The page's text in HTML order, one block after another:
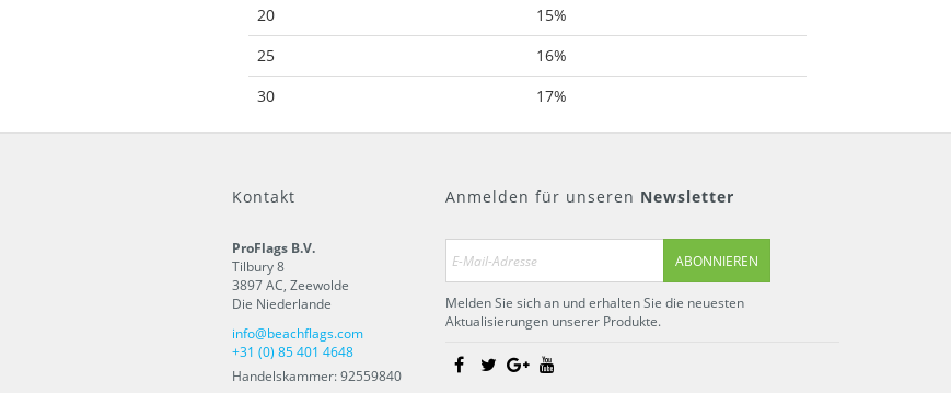
20
15%
25
16%
30
17%
Kontakt
ProFlags B.V.
Tilbury 8
3897 AC, Zeewolde
Die Niederlande
info@beachflags.com
+31 (0) 85 401 4648
Handelskammer: 92559840
Anmelden für unseren Newsletter
ABONNIEREN
Melden Sie sich an und erhalten Sie die neuesten
Aktualisierungen unserer Produkte.